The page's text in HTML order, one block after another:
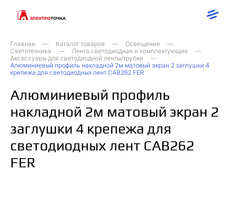
Главная Каталог товаров
Освещение
Светотехника
Лента светодиодная и комплектующие
Аксессуары для светодиодной ленты/трубки
Алюминиевый профиль накладной 2м матовый экран 2 заглушки 4
крепежа для светодиодных лент CAB262 FER
Алюминиевый профиль
накладной 2м матовый экран 2
заглушки 4 крепежа для
светодиодных лент CAB262
FER